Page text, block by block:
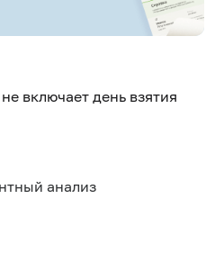
включает день взятия
анализ